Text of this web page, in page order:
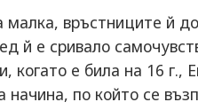
малка, връстниците й
й е сривало
когато е била на 16 г.,
начина, по който се